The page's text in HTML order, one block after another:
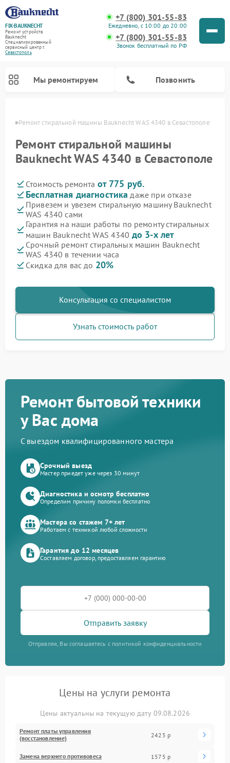
FIX-BAUKNECHT
Ремонт устройств
Bauknecht
Специализированный
cервисный центр г.
Севастополь
+7 (800) 301-55-83
Ежедневно, с 10:00 до 20:00
+7 (800) 301-55-83
Звонок бесплатный по РФ
Мы ремонтируем Позвонить
Ремонт стиральной машины Bauknecht WAS 4340 в Севастополе
Ремонт стиральной машины
Bauknecht WAS 4340 в Севастополе
Стоимость ремонта от 775 руб.
Бесплатная диагностика даже при отказе
Привезем и увезем стиральную машину Bauknecht
WAS 4340 сами
Гарантия на наши работы по ремонту стиральных
машин Bauknecht WAS 4340 до 3-х лет
Срочный ремонт стиральных машин Bauknecht
WAS 4340 в течении часа
Скидка для вас до 20%
Консультация со специалистом
Узнать стоимость работ
Ремонт бытовой техники
у Вас дома
С выездом квалифицированного мастера
Срочный выезд
Мастер приедет уже через 30 минут
Диагностика и осмотр бесплатно
Определим причину поломки бесплатно
Мастера со стажем 7+ лет
Работаем с техникой любой сложности
Гарантия до 12 месяцев
Составляем договор, предоставляем гарантию
Отправить заявку
Отправляя, Вы соглашаетесь с политикой конфиденциальности
Цены на услуги ремонта
Цены актуальны на текущую дату 09.08.2026
Ремонт платы управления
(восстановление)
2425 р
Замена верхнего противовеса 1575 р